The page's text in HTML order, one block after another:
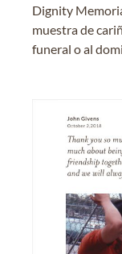
Dignity
muestra de
funeral o al